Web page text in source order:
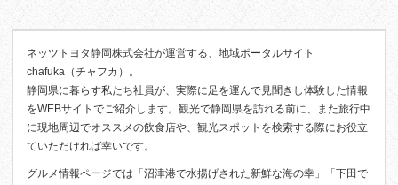
ネッツトヨタ静岡株式会社が運営する、地域ポータルサイト
chafuka（チャフカ）。
静岡県に暮らす私たち社員が、実際に足を運んで見聞きし体験した情報
をWEBサイトでご紹介します。観光で静岡県を訪れる前に、また旅行中
に現地周辺でオススメの飲食店や、観光スポットを検索する際にお役立
ていただければ幸いです。
グルメ情報ページでは「沼津港で水揚げされた新鮮な海の幸」「下田で